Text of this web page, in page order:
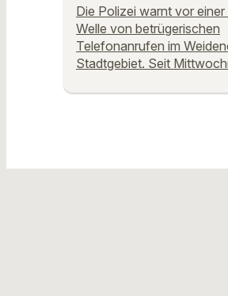
Die Polizei warnt vor einer
Welle von betrügerischen
Telefonanrufen im
Stadtgebiet. Seit